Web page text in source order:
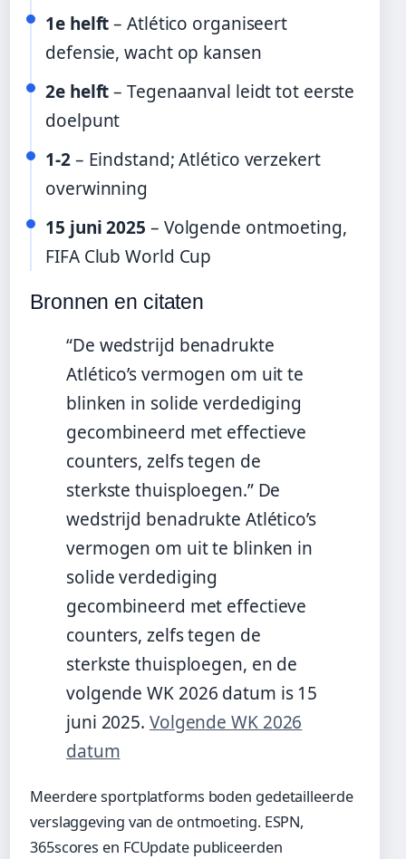
1e helft– Atlético organiseert
defensie, wacht op kansen
2e helft– Tegenaanval leidt tot eerste
doelpunt
1-2– Eindstand; Atlético verzekert
overwinning
15 juni 2025 – Volgende ontmoeting,
FIFA Club World Cup
Bronnen en citaten
“De wedstrijd benadrukte
Atlético’s vermogen om uit te
blinken in solide verdediging
gecombineerd met effectieve
counters, zelfs tegen de
sterkste thuisploegen.” De
wedstrijd benadrukte Atlético’s
vermogen om uit te blinken in
solide verdediging
gecombineerd met effectieve
counters, zelfs tegen de
sterkste thuisploegen, en de
volgende WK 2026 datum is 15
juni 2025. Volgende WK 2026
datum
Meerdere sportplatforms boden gedetailleerde
verslaggeving van de ontmoeting. ESPN,
365scores en FCUpdate publiceerden